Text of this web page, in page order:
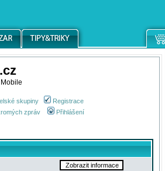
skupiny
Registrace
zpráv Přihlášení